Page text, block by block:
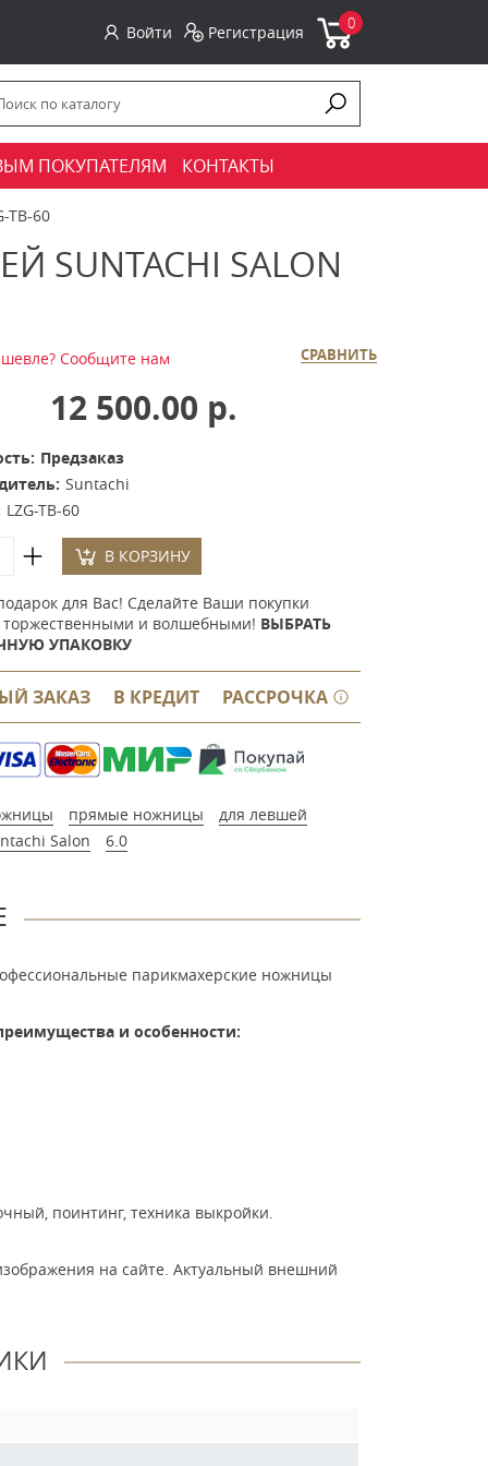
Войти Регистрация 0
ПОКУПАТЕЛЯМ КОНТАКТЫ
TB-60
SALON
СРАВНИТЬ
Сообщите нам
12 500.00 р.
Предзаказ
Suntachi
LZG-TB-60
В КОРЗИНУ
для Вас! Сделайте Ваши покупки
торжественными и волшебными! ВЫБРАТЬ
УПАКОВКУ
ЗАКАЗ В КРЕДИТ РАССРОЧКА
прямые ножницы
для левшей
Salon
6.0
парикмахерские ножницы
и особенности:
поинтинг, техника выкройки.
на сайте. Актуальный внешний